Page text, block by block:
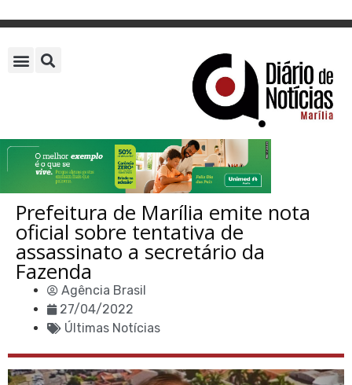
Prefeitura de Marília emite nota
oficial sobre tentativa de
assassinato a secretário da
Fazenda
Agência Brasil
27/04/2022
Últimas Notícias